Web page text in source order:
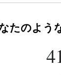
たのよう